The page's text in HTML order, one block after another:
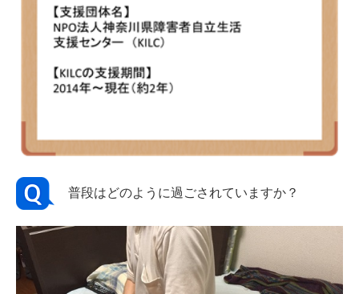
普段はどのように過ごされていますか？